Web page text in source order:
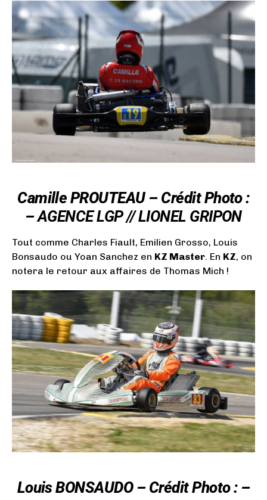
Camille PROUTEAU – Crédit Photo :
–AGENCE LGP // LIONEL GRIPON
Tout comme Charles Fiault, Emilien Grosso, Louis
Bonsaudo ou Yoan Sanchez en KZ Master. En KZ, on
notera le retour aux affaires de Thomas Mich !
Louis BONSAUDO – Crédit Photo : –